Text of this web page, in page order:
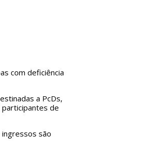
com deficiência
a PcDs,
de
ingressos são